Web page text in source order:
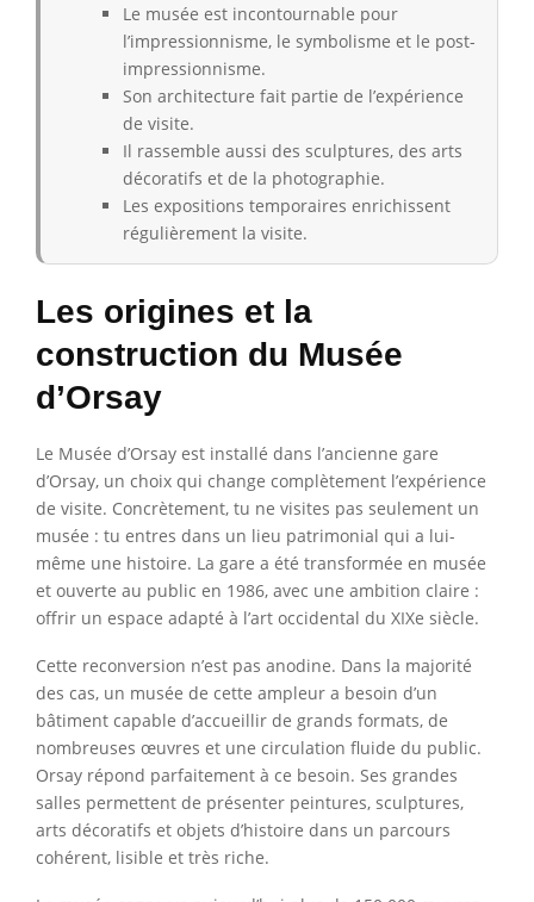
Le musée est incontournable pour
l’impressionnisme, le symbolisme et le post-
impressionnisme.
Son architecture fait partie de l’expérience
de visite.
Il rassemble aussi des sculptures, des arts
décoratifs et de la photographie.
Les expositions temporaires enrichissent
régulièrement la visite.
Les origines et la
construction du Musée
d’Orsay
Le Musée d’Orsay est installé dans l’ancienne gare
d’Orsay, un choix qui change complètement l’expérience
de visite. Concrètement, tu ne visites pas seulement un
musée : tu entres dans un lieu patrimonial qui a lui-
même une histoire. La gare a été transformée en musée
et ouverte au public en 1986, avec une ambition claire :
offrir un espace adapté à l’art occidental du XIXe siècle.
Cette reconversion n’est pas anodine. Dans la majorité
des cas, un musée de cette ampleur a besoin d’un
bâtiment capable d’accueillir de grands formats, de
nombreuses œuvres et une circulation fluide du public.
Orsay répond parfaitement à ce besoin. Ses grandes
salles permettent de présenter peintures, sculptures,
arts décoratifs et objets d’histoire dans un parcours
cohérent, lisible et très riche.